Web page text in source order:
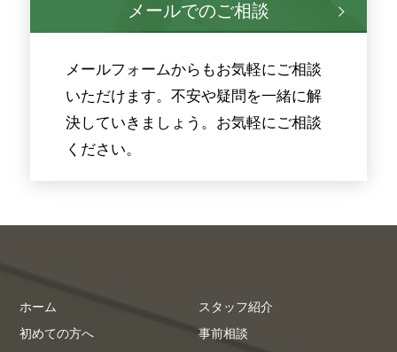
メールでのご相談
メールフォームからもお気軽にご相談
いただけます。不安や疑問を一緒に解
決していきましょう。お気軽にご相談
ください。
ホーム
初めての方へ
スタッフ紹介
事前相談